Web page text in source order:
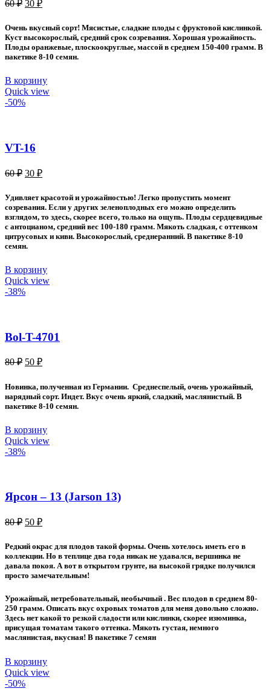
60₽
составляла
60 ₽.
30 ₽
30 ₽.
Очень вкусный сорт! Мясистые, сладкие плоды с фруктовой кислинкой.
Куст высокорослый, средний срок созревания. Хорошая урожайность.
Плоды оранжевые, плоскоокруглые, массой в среднем 150-400 грамм. В
пакетике 8-10 семян.
В корзину
Quick view
-50%
VT-16
60₽ Первоначальная
60 ₽.
30 ₽Текущая
30 ₽.
Удивляет красотой и урожайностью! Легко пропустить момент
созревания. Если у других зеленоплодных его можно определить
взглядом, то здесь, скорее всего, только на ощупь. Плоды сердцевидные
с антоцианом, средний вес 100-180 грамм. Мякоть сладкая, с оттенком
цитрусовых и киви. Высокорослый, среднеранний. В пакетике 8-10
семян.
В корзину
Quick view
-38%
Bol-T-4701
80₽ Первоначальная
80 ₽.
50 ₽Текущая
Новинка, полученная из Германии. Среднеспелый, очень урожайный,
нарядный сорт. Индет. Вкус очень яркий, сладкий, маслянистый. В
пакетике 8-10 семян.
В корзину
Quick view
-38%
Ярсон – 13 (Jarson 13)
80₽ Первоначальная
составляла
80 ₽.
50 ₽Текущая
50 ₽.
Редкий окрас для плодов такой формы. Очень хотелось иметь его в
коллекции. Но в теплице два года никак не удавался, вершинка не
давала покоя. А вот в открытом грунте, на высокой грядке получился
просто замечательным!
Урожайный, нетребовательный, необычный . Вес плодов в среднем 80-
250 грамм. Описать вкус охровых томатов для меня довольно сложно.
Здесь нет какой то резкой сладости или кислинки, скорее изюминка,
присущая томатам такого оттенка. Мякоть густая, немного
маслянистая, вкусная! В пакетике 7 семян
В корзину
Quick view
-50%